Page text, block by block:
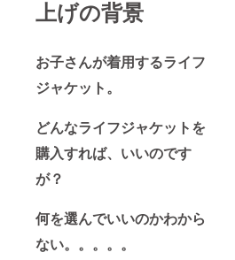
上げの背景
お子さんが着用するライフ
ジャケット。
どんなライフジャケットを
購入すれば、いいのです
が？
何を選んでいいのかわから
ない。。。。。